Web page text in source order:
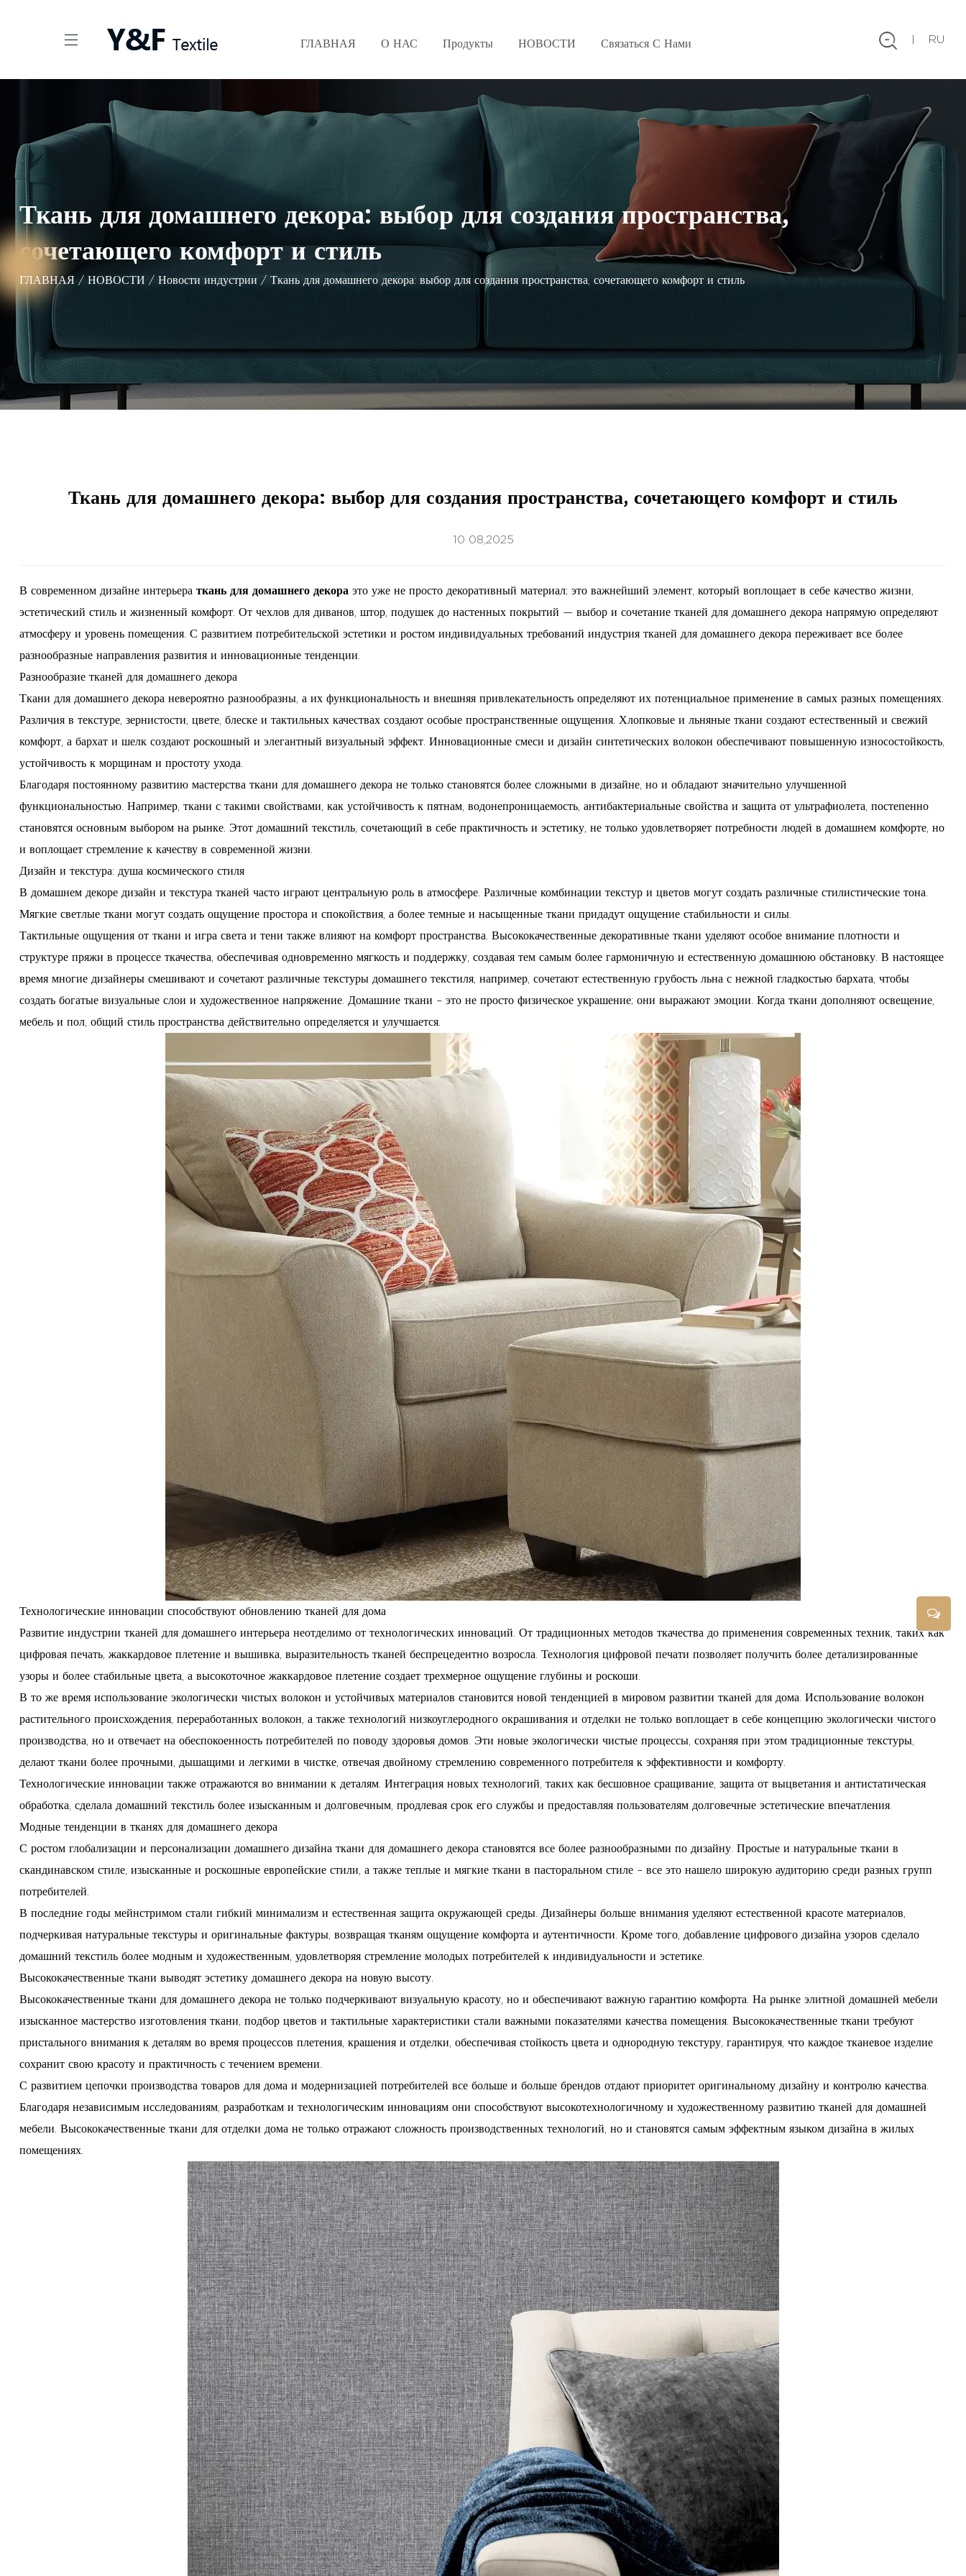
ГЛАВНАЯ О НАС Продукты НОВОСТИ Связаться С Нами RU
Ткань для домашнего декора: выбор для создания пространства,
сочетающего комфорт и стиль
ГЛАВНАЯ / НОВОСТИ / Новости индустрии / Ткань для домашнего декора: выбор для создания пространства, сочетающего комфорт и стиль
Ткань для домашнего декора: выбор для создания пространства, сочетающего комфорт и стиль
10 08,2025
В современном дизайне интерьера ткань для домашнего декора это уже не просто декоративный материал; это важнейший элемент, который воплощает в себе качество жизни,
эстетический стиль и жизненный комфорт. От чехлов для диванов, штор, подушек до настенных покрытий — выбор и сочетание тканей для домашнего декора напрямую определяют
атмосферу и уровень помещения. С развитием потребительской эстетики и ростом индивидуальных требований индустрия тканей для домашнего декора переживает все более
разнообразные направления развития и инновационные тенденции.
Разнообразие тканей для домашнего декора
Ткани для домашнего декора невероятно разнообразны, а их функциональность и внешняя привлекательность определяют их потенциальное применение в самых разных помещениях.
Различия в текстуре, зернистости, цвете, блеске и тактильных качествах создают особые пространственные ощущения. Хлопковые и льняные ткани создают естественный и свежий
комфорт, а бархат и шелк создают роскошный и элегантный визуальный эффект. Инновационные смеси и дизайн синтетических волокон обеспечивают повышенную износостойкость,
устойчивость к морщинам и простоту ухода.
Благодаря постоянному развитию мастерства ткани для домашнего декора не только становятся более сложными в дизайне, но и обладают значительно улучшенной
функциональностью. Например, ткани с такими свойствами, как устойчивость к пятнам, водонепроницаемость, антибактериальные свойства и защита от ультрафиолета, постепенно
становятся основным выбором на рынке. Этот домашний текстиль, сочетающий в себе практичность и эстетику, не только удовлетворяет потребности людей в домашнем комфорте, но
и воплощает стремление к качеству в современной жизни.
Дизайн и текстура: душа космического стиля
В домашнем декоре дизайн и текстура тканей часто играют центральную роль в атмосфере. Различные комбинации текстур и цветов могут создать различные стилистические тона.
Мягкие светлые ткани могут создать ощущение простора и спокойствия, а более темные и насыщенные ткани придадут ощущение стабильности и силы.
Тактильные ощущения от ткани и игра света и тени также влияют на комфорт пространства. Высококачественные декоративные ткани уделяют особое внимание плотности и
структуре пряжи в процессе ткачества, обеспечивая одновременно мягкость и поддержку, создавая тем самым более гармоничную и естественную домашнюю обстановку. В настоящее
время многие дизайнеры смешивают и сочетают различные текстуры домашнего текстиля, например, сочетают естественную грубость льна с нежной гладкостью бархата, чтобы
создать богатые визуальные слои и художественное напряжение. Домашние ткани – это не просто физическое украшение; они выражают эмоции. Когда ткани дополняют освещение,
мебель и пол, общий стиль пространства действительно определяется и улучшается.
Технологические инновации способствуют обновлению тканей для дома
Развитие индустрии тканей для домашнего интерьера неотделимо от технологических инноваций. От традиционных методов ткачества до применения современных техник, таких как
цифровая печать, жаккардовое плетение и вышивка, выразительность тканей беспрецедентно возросла. Технология цифровой печати позволяет получить более детализированные
узоры и более стабильные цвета, а высокоточное жаккардовое плетение создает трехмерное ощущение глубины и роскоши.
В то же время использование экологически чистых волокон и устойчивых материалов становится новой тенденцией в мировом развитии тканей для дома. Использование волокон
растительного происхождения, переработанных волокон, а также технологий низкоуглеродного окрашивания и отделки не только воплощает в себе концепцию экологически чистого
производства, но и отвечает на обеспокоенность потребителей по поводу здоровья домов. Эти новые экологически чистые процессы, сохраняя при этом традиционные текстуры,
делают ткани более прочными, дышащими и легкими в чистке, отвечая двойному стремлению современного потребителя к эффективности и комфорту.
Технологические инновации также отражаются во внимании к деталям. Интеграция новых технологий, таких как бесшовное сращивание, защита от выцветания и антистатическая
обработка, сделала домашний текстиль более изысканным и долговечным, продлевая срок его службы и предоставляя пользователям долговечные эстетические впечатления.
Модные тенденции в тканях для домашнего декора
С ростом глобализации и персонализации домашнего дизайна ткани для домашнего декора становятся все более разнообразными по дизайну. Простые и натуральные ткани в
скандинавском стиле, изысканные и роскошные европейские стили, а также теплые и мягкие ткани в пасторальном стиле – все это нашело широкую аудиторию среди разных групп
потребителей.
В последние годы мейнстримом стали гибкий минимализм и естественная защита окружающей среды. Дизайнеры больше внимания уделяют естественной красоте материалов,
подчеркивая натуральные текстуры и оригинальные фактуры, возвращая тканям ощущение комфорта и аутентичности. Кроме того, добавление цифрового дизайна узоров сделало
домашний текстиль более модным и художественным, удовлетворяя стремление молодых потребителей к индивидуальности и эстетике.
Высококачественные ткани выводят эстетику домашнего декора на новую высоту.
Высококачественные ткани для домашнего декора не только подчеркивают визуальную красоту, но и обеспечивают важную гарантию комфорта. На рынке элитной домашней мебели
изысканное мастерство изготовления ткани, подбор цветов и тактильные характеристики стали важными показателями качества помещения. Высококачественные ткани требуют
пристального внимания к деталям во время процессов плетения, крашения и отделки, обеспечивая стойкость цвета и однородную текстуру, гарантируя, что каждое тканевое изделие
сохранит свою красоту и практичность с течением времени.
С развитием цепочки производства товаров для дома и модернизацией потребителей все больше и больше брендов отдают приоритет оригинальному дизайну и контролю качества.
Благодаря независимым исследованиям, разработкам и технологическим инновациям они способствуют высокотехнологичному и художественному развитию тканей для домашней
мебели. Высококачественные ткани для отделки дома не только отражают сложность производственных технологий, но и становятся самым эффектным языком дизайна в жилых
помещениях.